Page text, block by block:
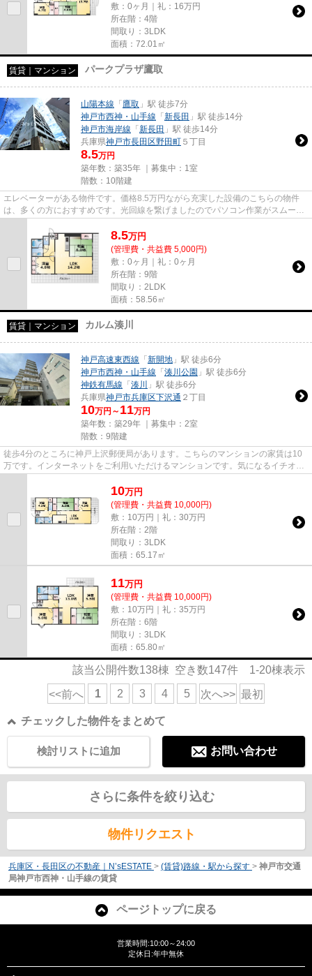
敷：0ヶ月｜礼：16万円
所在階：4階
間取り：3LDK
面積：72.01㎡
賃貸｜マンション パークプラザ鷹取
山陽本線 「 鷹取 」駅 徒歩7分
神戸市西神・山手線 「 新長田 」駅 徒歩14分
神戸市海岸線 「 新長田 」駅 徒歩14分
兵庫県神戸市長田区野田町 ５丁目
8.5万円
築年数：築35年 ｜募集中： 1室
階数：10階建
エレベーターがある物件です。価格8.5万円ながら充実した設備のこちらの物件
は、多くの方におすすめです。光回線を繋げましたのでパソコン作業がスムーズ
8.5万円
(管理費・共益費 5,000円)
敷：0ヶ月｜礼：0ヶ月
所在階：9階
間取り：2LDK
面積：58.56㎡
賃貸｜マンション カルム湊川
神戸高速東西線 「 新開地 」駅 徒歩6分
神戸市西神・山手線 「 湊川公園 」駅 徒歩6分
神鉄有馬線 「 湊川
」駅 徒歩6分
兵庫県神戸市兵庫区下沢通 ２丁目
10万円～ 11万円
築年数：築29年 ｜募集中： 2室
階数：9階建
徒歩4分のところに神戸上沢郵便局があります。こちらのマンションの家賃は10
万です。インターネットをご利用いただけるマンションです。気になるイチオシ
10万円
(管理費・共益費 10,000円)
敷：10万円｜礼：30万円
所在階：2階
間取り：3LDK
面積：65.17㎡
11万円
(管理費・共益費 10,000円)
敷：10万円｜礼：35万円
所在階：6階
間取り：3LDK
面積：65.80㎡
該当公開件数138棟 空き数147件 1-20棟表示
<<前へ 1 2 3 4 5 次へ>> 最初
チェックした物件をまとめて
お問い合わせ
検討リストに追加
さらに条件を絞り込む
物件リクエスト
兵庫区・長田区の不動産｜N’sESTATE > (賃貸)路線・駅から探す > 神戸市交通
局神戸市西神・山手線の賃貸
ページトップに戻る
営業時間:10:00～24:00
定休日:年中無休